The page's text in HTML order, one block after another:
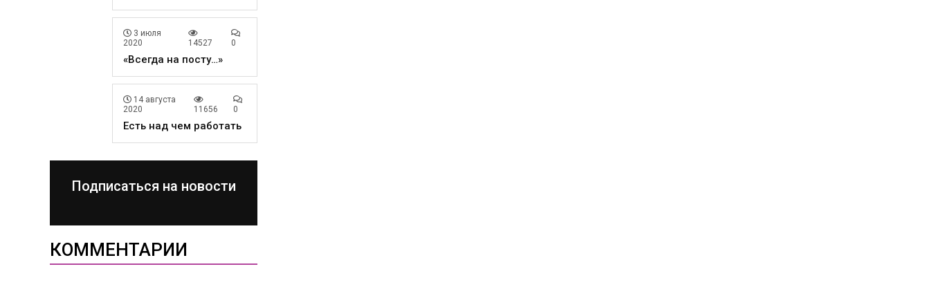
3 июля
2020
14527 0
«Всегда на посту…»
14 августа
2020
11656 0
Есть над чем работать
Подписаться на новости
КОММЕНТАРИИ